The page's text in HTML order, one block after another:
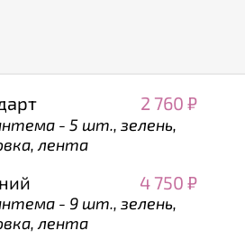
2 760 ₽
- 5 шт., зелень,
лента
4 750 ₽
- 9 шт., зелень,
лента